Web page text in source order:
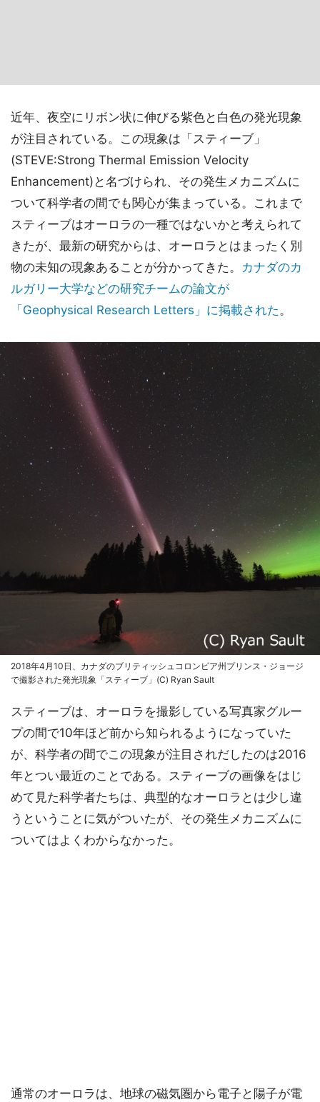
近年、夜空にリボン状に伸びる紫色と白色の発光現象
が注目されている。この現象は「スティーブ」
(STEVE:Strong Thermal Emission Velocity
Enhancement)と名づけられ、その発生メカニズムに
ついて科学者の間でも関心が集まっている。これまで
スティーブはオーロラの一種ではないかと考えられて
きたが、最新の研究からは、オーロラとはまったく別
物の未知の現象あることが分かってきた。 カナダのカ
ルガリー大学などの研究チームの論文が
「Geophysical Research Letters」に掲載された。
2018年4月10日、カナダのブリティッシュコロンビア州プリンス・ジョージ
で撮影された発光現象「スティーブ」(C) Ryan Sault
スティーブは、オーロラを撮影している写真家グルー
プの間で10年ほど前から知られるようになっていた
が、科学者の間でこの現象が注目されだしたのは2016
年とつい最近のことである。スティーブの画像をはじ
めて見た科学者たちは、典型的なオーロラとは少し違
うということに気がついたが、その発生メカニズムに
ついてはよくわからなかった。
通常のオーロラは、地球の磁気圏から電子と陽子が電